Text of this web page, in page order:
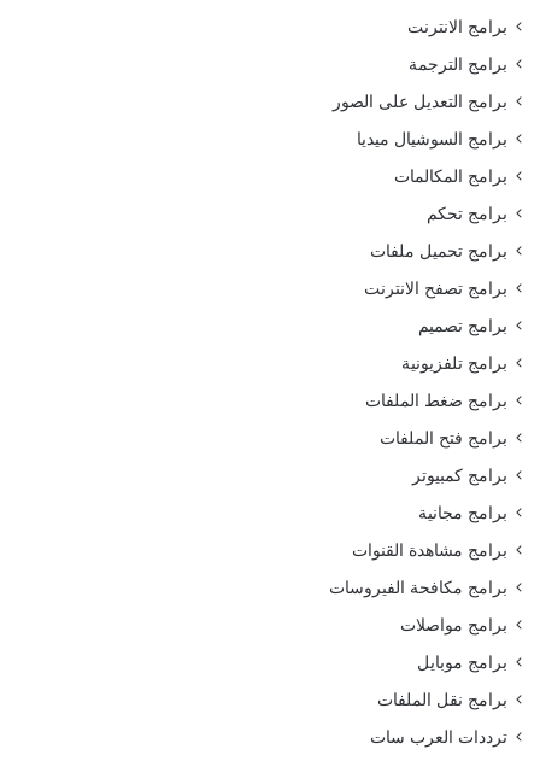
برامج الانترنت
برامج الترجمة
برامج التعديل على الصور
برامج السوشيال ميديا
برامج المكالمات
برامج تحكم
برامج تحميل ملفات
برامج تصفح الانترنت
برامج تصميم
برامج تلفزيونية
برامج ضغط الملفات
برامج فتح الملفات
برامج كمبيوتر
برامج مجانية
برامج مشاهدة القنوات
برامج مكافحة الفيروسات
برامج مواصلات
برامج موبايل
برامج نقل الملفات
ترددات العرب سات